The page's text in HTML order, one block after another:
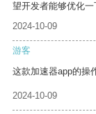
望开发者能够优化一
2024-10-09
游客
这款加速器app的操
2024-10-09